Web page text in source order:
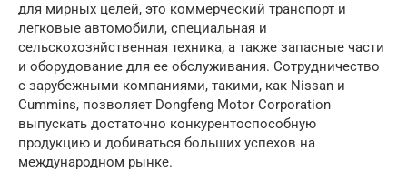
для мирных целей, это коммерческий транспорт и
легковые автомобили, специальная и
сельскохозяйственная техника, а также запасные части
и оборудование для ее обслуживания. Сотрудничество
с зарубежными компаниями, такими, как Nissan и
Cummins, позволяет Dongfeng Motor Corporation
выпускать достаточно конкурентоспособную
продукцию и добиваться больших успехов на
международном рынке.